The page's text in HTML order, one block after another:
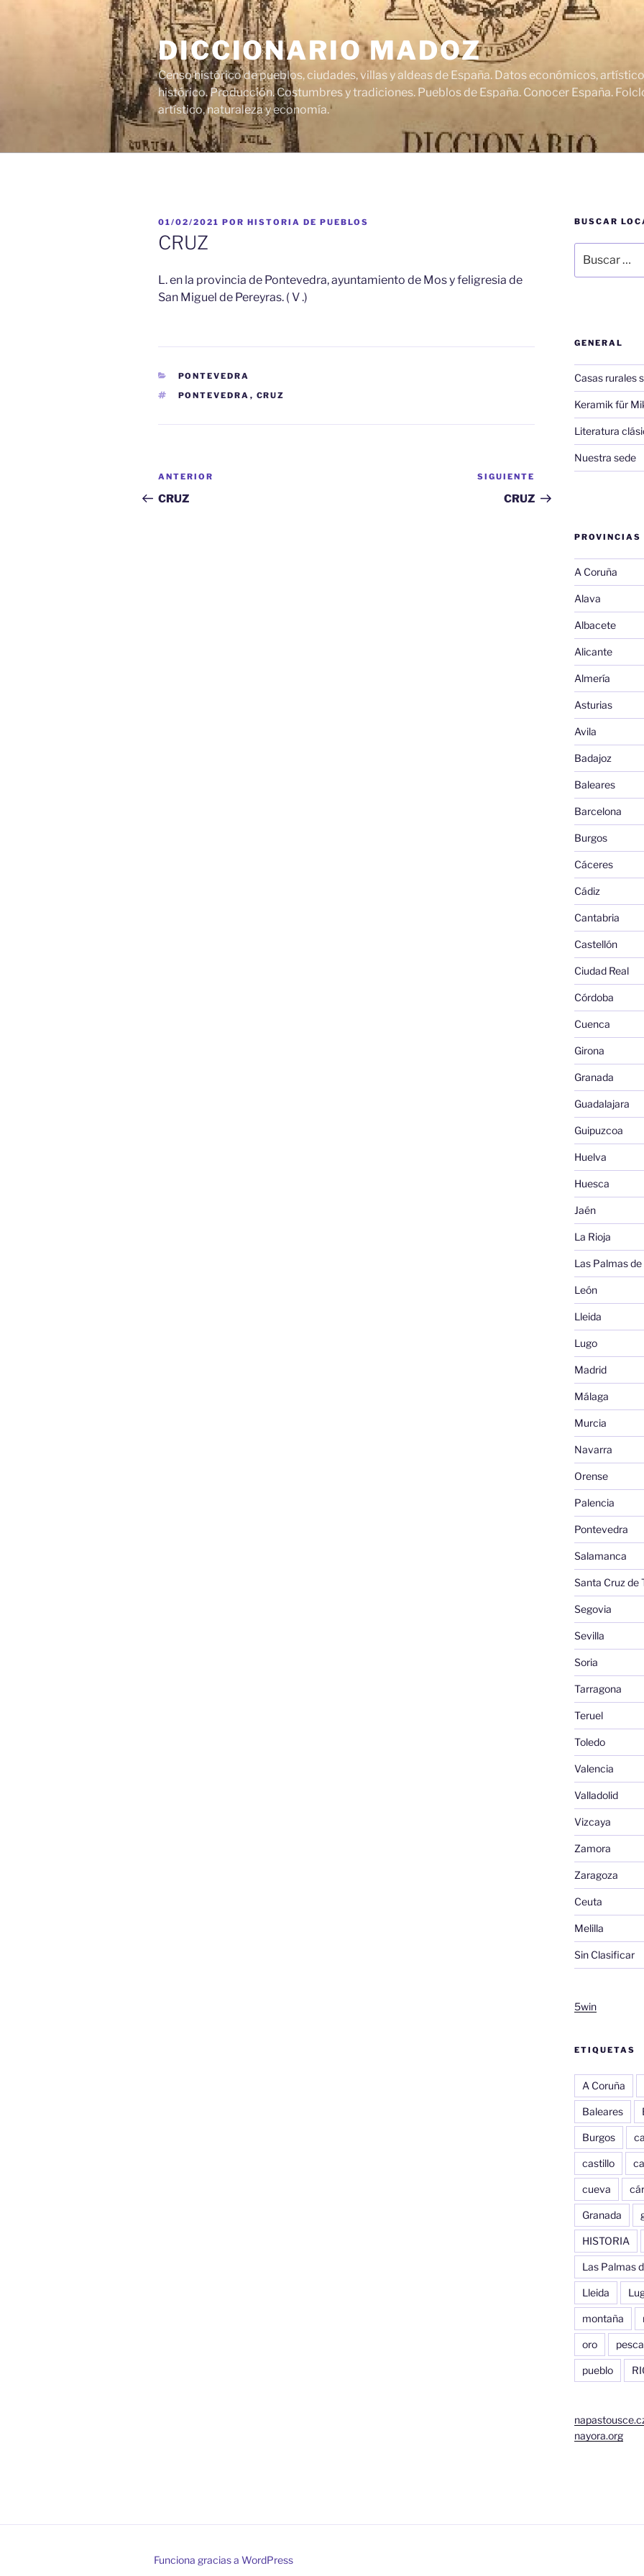
DICCIONARIO MADOZ
Censo histórico de pueblos, ciudades, villas y aldeas de España. Datos económicos,
histórico. Producción. Costumbres y tradiciones. Pueblos de España. Conocer España.
artístico, naturaleza y economía.
PUBLICADO
EL
01/02/2021 POR HISTORIA DE PUEBLOS
CRUZ
L. en la provincia de Pontevedra, ayuntamiento de Mos y feligresia de
San Miguel de Pereyras. ( V .)
CATEGORÍAS
PONTEVEDRA
ETIQUETAS
PONTEVEDRA , CRUZ
Navegación
de
Entrada
anterior:
ANTERIOR
CRUZ
entrada
SIGUIENTE
CRUZ
BUSCAR
por:
GENERAL
Casas rurales
Keramik für
Literatura
Nuestra sede
PROVINCIAS
A Coruña
Alava
Albacete
Alicante
Almería
Asturias
Avila
Badajoz
Baleares
Barcelona
Burgos
Cáceres
Cádiz
Cantabria
Castellón
Ciudad Real
Córdoba
Cuenca
Girona
Granada
Guadalajara
Guipuzcoa
Huelva
Huesca
Jaén
La Rioja
Las Palmas
León
Lleida
Lugo
Madrid
Málaga
Murcia
Navarra
Orense
Palencia
Pontevedra
Salamanca
Santa Cruz de
Segovia
Sevilla
Soria
Tarragona
Teruel
Toledo
Valencia
Valladolid
Vizcaya
Zamora
Zaragoza
Ceuta
Melilla
Sin Clasificar
5win
ETIQUETAS
A Coruña
Baleares
Burgos
castillo
cueva
Granada
HISTORIA
Las Palmas
Lleida
montaña
oro pesca
pueblo
nayora.org
Funciona gracias a WordPress